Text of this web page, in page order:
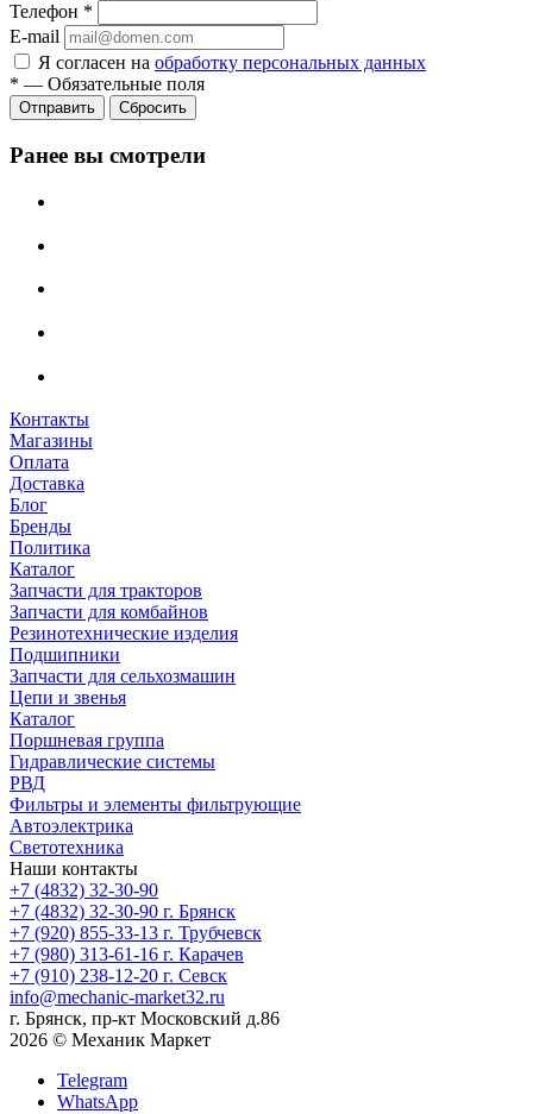
Телефон *
E-mail
Я согласен на обработку персональных данных
* — Обязательные поля
Сбросить
Ранее вы смотрели
Контакты
Магазины
Оплата
Доставка
Блог
Бренды
Политика
Каталог
Запчасти для тракторов
Запчасти для комбайнов
Резинотехнические изделия
Подшипники
Запчасти для сельхозмашин
Цепи и звенья
Каталог
Поршневая группа
Гидравлические системы
РВД
Фильтры и элементы фильтрующие
Автоэлектрика
Светотехника
Наши контакты
+7 (4832) 32-30-90
+7 (4832) 32-30-90 г. Брянск
+7 (920) 855-33-13 г. Трубчевск
+7 (980) 313-61-16 г. Карачев
+7 (910) 238-12-20 г. Севск
info@mechanic-market32.ru
г. Брянск, пр-кт Московский д.86
2026 © Механик Маркет
Telegram
WhatsApp